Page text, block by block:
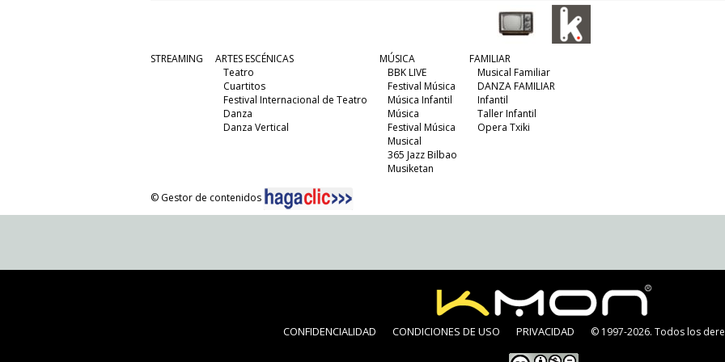
STREAMING
ARTES ESCÉNICAS
Teatro
Cuartitos
Festival Internacional de Teatro
Danza
Danza Vertical
MÚSICA
BBK LIVE
Festival Música
Música Infantil
Música
Festival Música
Musical
365 Jazz Bilbao
Musiketan
FAMILIAR
Musical Familiar
DANZA FAMILIAR
Infantil
Taller Infantil
Opera Txiki
© Gestor de contenidos
CONFIDENCIALIDAD CONDICIONES DE USO PRIVACIDAD © 1997-2026. Todos los